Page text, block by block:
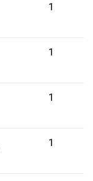
1
1
1
1